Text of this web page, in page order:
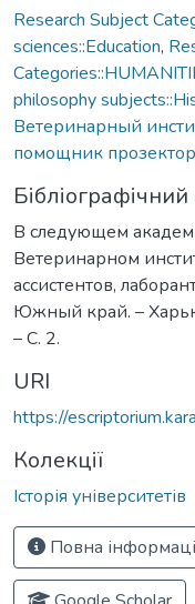
Research Subject
sciences::Education,
philosophy
Ветеринарный
помощник
В следующем
Ветеринарном
ассистентов,
Южный край. –
– С. 2.
URI
https://
Колекції
Історія університетів
Повна